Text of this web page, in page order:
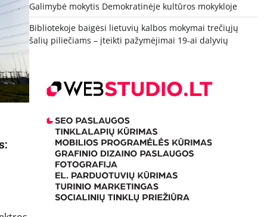
Galimybė mokytis Demokratinėje kultūros mokykloje
Bibliotekoje baigėsi lietuvių kalbos mokymai trečiųjų
šalių piliečiams – įteikti pažymėjimai 19-ai dalyvių